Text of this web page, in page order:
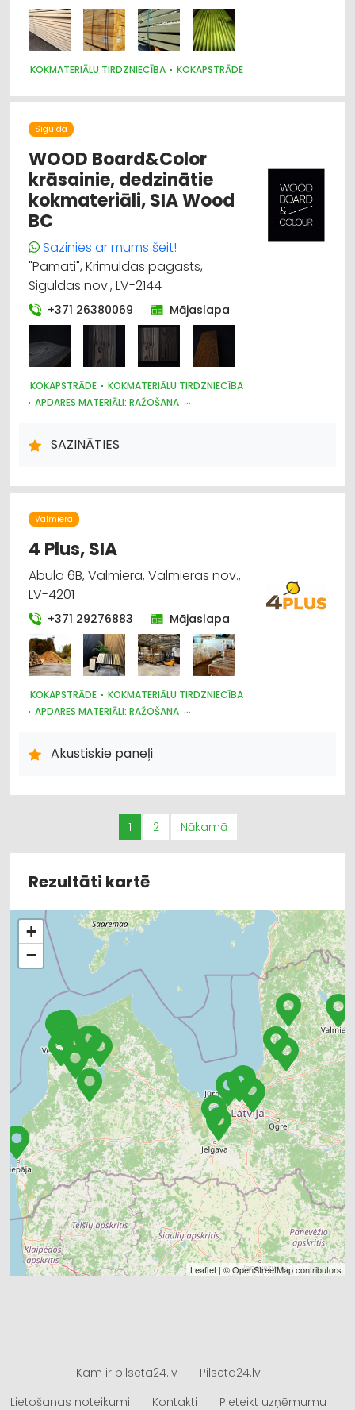
KOKMATERIĀLU TIRDZNIECĪBA KOKAPSTRĀDE
Sigulda
WOOD Board&Color
krāsainie, dedzinātie
kokmateriāli, SIA Wood
BC
Sazinies ar mums šeit!
"Pamati", Krimuldas pagasts,
Siguldas nov., LV-2144
+371 26380069 Mājaslapa
KOKAPSTRĀDE
KOKMATERIĀLU TIRDZNIECĪBA
APDARES MATERIĀLI: RAŽOŠANA
SAZINĀTIES
Valmiera
4 Plus, SIA
Abula 6B, Valmiera, Valmieras nov.,
LV-4201
+371 29276883 Mājaslapa
KOKAPSTRĀDE
KOKMATERIĀLU TIRDZNIECĪBA
APDARES MATERIĀLI: RAŽOŠANA
DIZAINS UN INTERJERS; PRIEKŠMETI UN PAKALPOJUMI
BŪVMATERIĀLU, BŪVKONSTRUKCIJU TIRDZNIECĪBA
Akustiskie paneļi
1 2 Nākamā
Rezultāti kartē
+
−
Leaflet | ©OpenStreetMapcontributors
Kam ir pilseta24.lv
Pilseta24.lv
Lietošanas noteikumi
Kontakti Pieteikt uzņēmumu